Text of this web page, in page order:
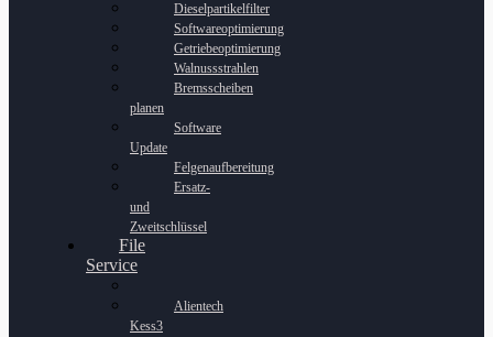
Dieselpartikelfilter
Softwareoptimierung
Getriebeoptimierung
Walnussstrahlen
Bremsscheiben
planen
Software
Update
Felgenaufbereitung
Ersatz-
und
Zweitschlüssel
File
Service
Alientech
Kess3